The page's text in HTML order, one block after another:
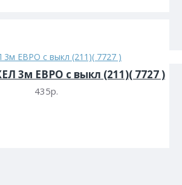
3м ЕВРО с выкл (211)( 7727 )
435р.